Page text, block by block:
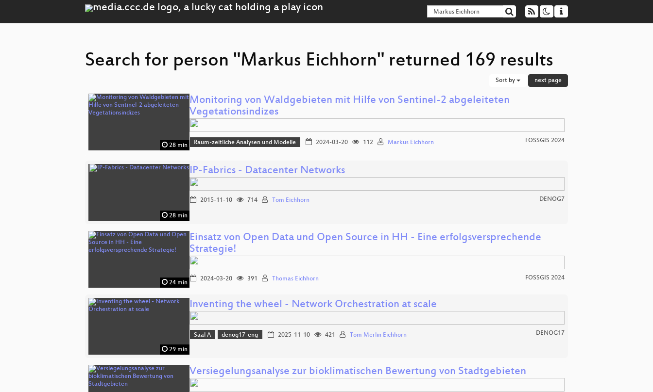
Search for person "Markus Eichhorn" returned 169 results
Sort by next page
28 min
Monitoring von Waldgebieten mit Hilfe von Sentinel-2 abgeleiteten
Vegetationsindizes
Raum-zeitliche Analysen und Modelle 2024-03-20 112 Markus Eichhorn FOSSGIS 2024
28 min
IP-Fabrics - Datacenter Networks
2015-11-10 714 Tom Eichhorn DENOG7
24 min
Einsatz von Open Data und Open Source in HH - Eine erfolgsversprechende
Strategie!
2024-03-20 391 Thomas Eichhorn FOSSGIS 2024
29 min
Inventing the wheel - Network Orchestration at scale
Saal A denog17-eng 2025-11-10 421 Tom Merlin Eichhorn DENOG17
Versiegelungsanalyse zur bioklimatischen Bewertung von Stadtgebieten